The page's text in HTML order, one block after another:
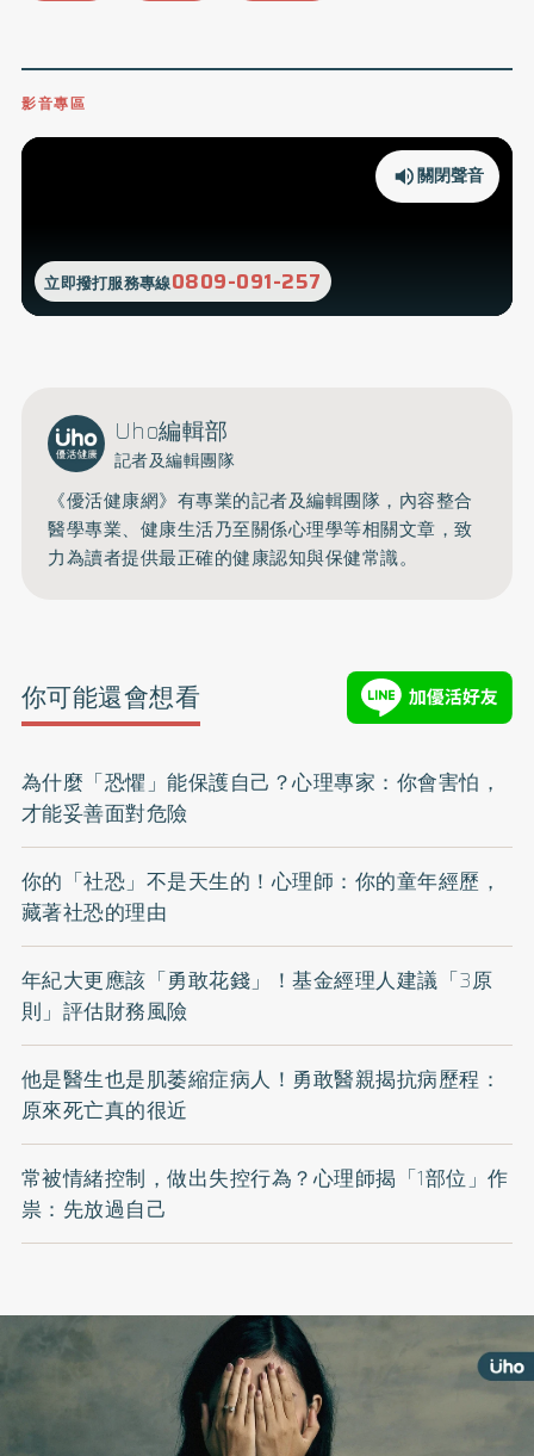
影音專區
立即撥打服務專線0809-091-257
關閉聲音
Uho編輯部
記者及編輯團隊
《優活健康網》有專業的記者及編輯團隊，內容整合
醫學專業、健康生活乃至關係心理學等相關文章，致
力為讀者提供最正確的健康認知與保健常識。
你可能還會想看
為什麼「恐懼」能保護自己？心理專家：你會害怕，
才能妥善面對危險
你的「社恐」不是天生的！心理師：你的童年經歷，
藏著社恐的理由
年紀大更應該「勇敢花錢」！基金經理人建議「3原
則」評估財務風險
他是醫生也是肌萎縮症病人！勇敢醫親揭抗病歷程：
原來死亡真的很近
常被情緒控制，做出失控行為？心理師揭「1部位」作
祟：先放過自己